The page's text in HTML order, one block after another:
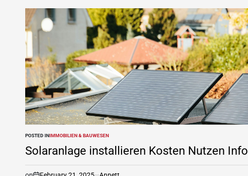
POSTED INIMMOBILIEN & BAUWESEN
Solaranlage installieren Kosten Nutzen Info